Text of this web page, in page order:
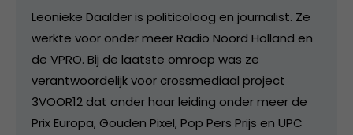
Leonieke Daalder is politicoloog en journalist. Ze
werkte voor onder meer Radio Noord Holland en
de VPRO. Bij de laatste omroep was ze
verantwoordelijk voor crossmediaal project
3VOOR12 dat onder haar leiding onder meer de
Prix Europa, Gouden Pixel, Pop Pers Prijs en UPC